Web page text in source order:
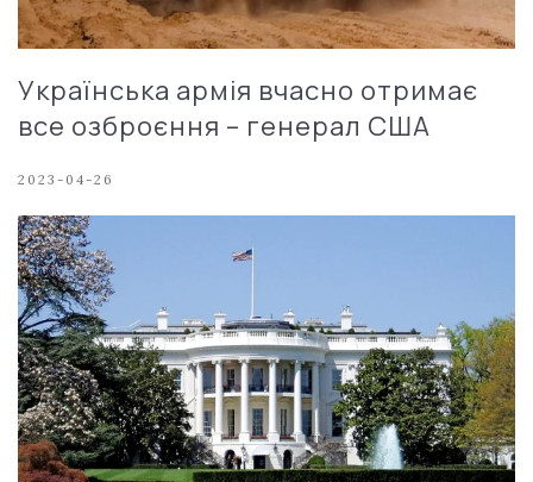
Українська армія вчасно отримає
все озброєння – генерал США
2023-04-26